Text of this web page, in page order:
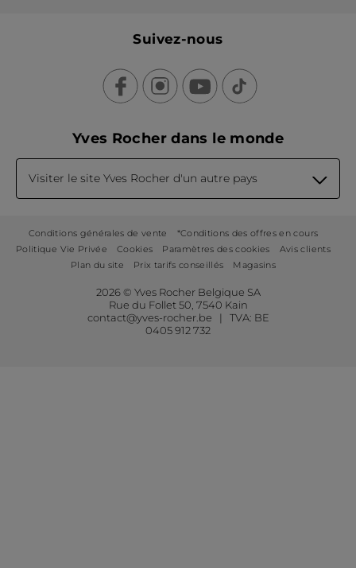
Suivez-nous
Yves Rocher dans le monde
Visiter le site Yves Rocher d'un autre pays
Conditions générales de vente
*Conditions des offres en cours
Politique Vie Privée
Cookies Paramètres des cookies
Avis clients
Plan du site
Prix tarifs conseillés Magasins
2026 © Yves Rocher Belgique SA
Rue du Follet 50, 7540 Kain
contact@yves-rocher.be | TVA: BE
0405 912 732